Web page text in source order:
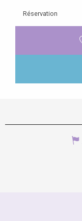
Réservation